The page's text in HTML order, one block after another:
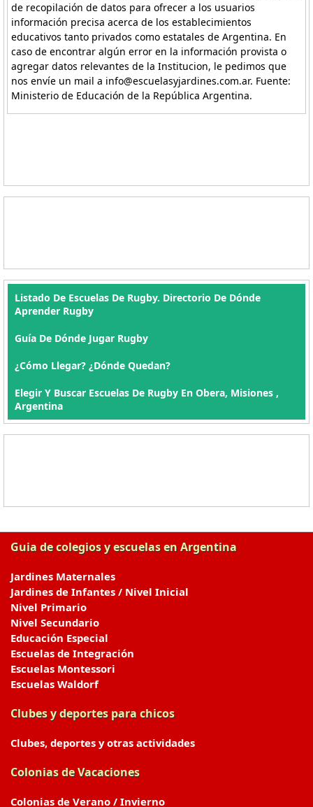
de recopilación de datos para ofrecer a los usuarios
información precisa acerca de los establecimientos
educativos tanto privados como estatales de Argentina. En
caso de encontrar algún error en la información provista o
agregar datos relevantes de la Institucion, le pedimos que
nos envíe un mail a info@escuelasyjardines.com.ar. Fuente:
Ministerio de Educación de la República Argentina.
Listado De Escuelas De Rugby. Directorio De Dónde
Aprender Rugby
Guía De Dónde Jugar Rugby
¿Cómo Llegar? ¿Dónde Quedan?
Elegir Y Buscar Escuelas De Rugby En Obera, Misiones ,
Argentina
Guia de colegios y escuelas en Argentina
Jardines Maternales
Jardines de Infantes / Nivel Inicial
Nivel Primario
Nivel Secundario
Educación Especial
Escuelas de Integración
Escuelas Montessori
Escuelas Waldorf
Clubes y deportes para chicos
Clubes, deportes y otras actividades
Colonias de Vacaciones
Colonias de Verano / Invierno